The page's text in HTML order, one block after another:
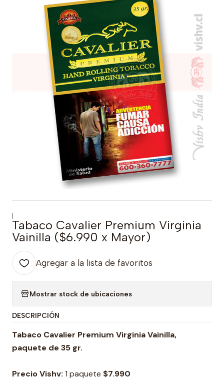
|
Tabaco Cavalier Premium Virginia
Vainilla ($6.990 x Mayor)
Agregar a la lista de favoritos
Mostrar stock de ubicaciones
DESCRIPCIÓN
Tabaco Cavalier Premium Virginia Vainilla,
paquete de 35 gr.
Precio Vishv: 1 paquete $7.990